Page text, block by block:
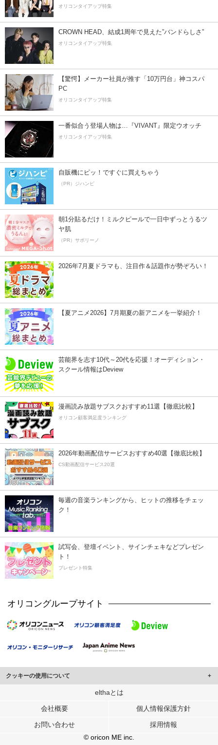
オリコンタイアップ特集
CROWN HEAD、結成1周年で見えた”バンドらしさ”
オリコンタイアップ特集
【驚愕】メーカー社員が推す「10万円台」神コスパ
PC
オリコンタイアップ特集
一番似合う登場人物は…『VIVANT』限定ウオッチ
オリコンタイアップ特集
自販機にピッ！ですぐに買えちゃう
（PR）ジハンピ
朝1分貼るだけ！ミルクピールで一日中ずっとうるツ
ヤ肌
（PR）サボリーノ
2026年7月夏ドラマも、注目作＆話題作が勢ぞろい！
【夏アニメ2026】7月期夏の新アニメを一挙紹介！
芸能界を志す10代～20代を応援！オーディション・
スクール情報はDeview
漫画読み放題サブスクおすすめ11選【徹底比較】
オリコン顧客満足度ランキング
2026年動画配信サービスおすすめ40選【徹底比較】
CS動画配信サービス20選
毎週の音楽ランキングから、ヒットの推移をチェッ
ク！
試写会、登壇イベント、サインチェキなどプレゼン
ト！
プレゼント特集
オリコングループサイト
クッキーの使用について
このサイトでは Cookie を使用して、ユーザーに合わせたコンテンツや広告の
行っています。
メディアや広告配信、データ解析の各パートナーに提供しています。
各パートナーは、この情報とユーザーが各パートナーに提供した他の情報や、
ユーザーが各パートナーのサービスを使用したときに収集した他の情報を組み
elthaとは
会社概要 個人情報保護方針
お問い合わせ
採用情報
© oricon ME inc.